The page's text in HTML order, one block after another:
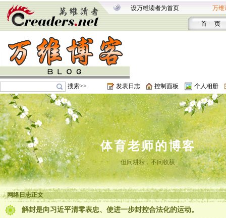
设万维读者为首页 万维
首 页
搜索>> 发表日志 控制面板 个人相册
体育老师的博客
但问耕耘，不问收获
网络日志正文
解封是向习近平清零表忠、使进一步封控合法化的运动。